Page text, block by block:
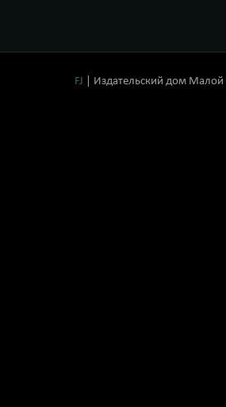
FJ | Издательский дом